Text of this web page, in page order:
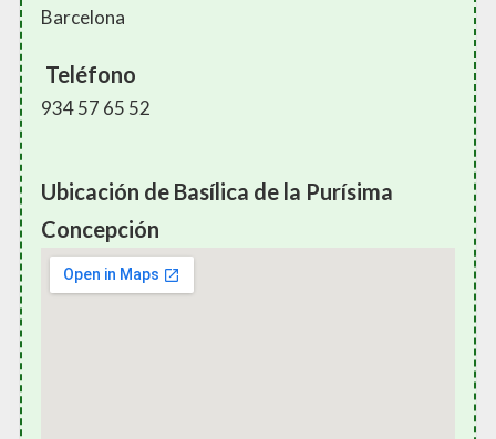
Barcelona
Teléfono
934 57 65 52
Ubicación de Basílica de la Purísima
Concepción